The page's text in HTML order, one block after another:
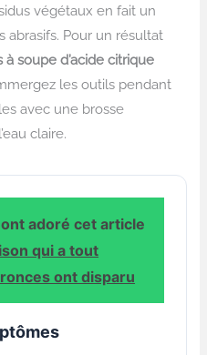
végétaux en fait un
abrasifs. Pour un résultat
à soupe d’acide citrique
les outils pendant
avec une brosse
claire.
adoré cet article
qui a tout
ont disparu